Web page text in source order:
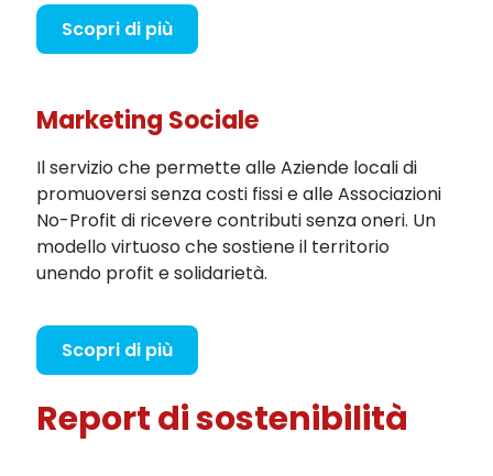
Scopri di più
Marketing Sociale
Il servizio che permette alle Aziende locali di
promuoversi senza costi fissi e alle Associazioni
No-Profit di ricevere contributi senza oneri. Un
modello virtuoso che sostiene il territorio
unendo profit e solidarietà.
Scopri di più
Report di sostenibilità